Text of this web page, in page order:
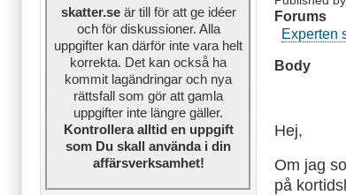
skatter.seär till för att ge idéer
och för diskussioner. Alla
uppgifter kan därför inte vara helt
korrekta. Det kan också ha
kommit lagändringar och nya
rättsfall som gör att gamla
uppgifter inte längre gäller.
Kontrollera alltid en uppgift
som Du skall använda i din
affärsverksamhet!
Forums
Experten
Body
Hej,
Om jag
på